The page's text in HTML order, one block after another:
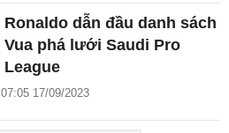
Ronaldo dẫn đầu danh sách
Vua phá lưới Saudi Pro
League
07:05 17/09/2023